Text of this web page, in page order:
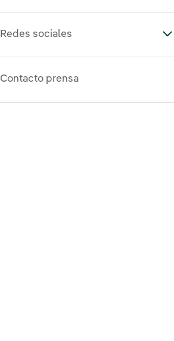
Redes sociales
Contacto prensa